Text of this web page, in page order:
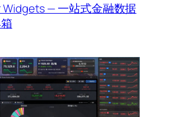
Widgets — 一站式金融数据